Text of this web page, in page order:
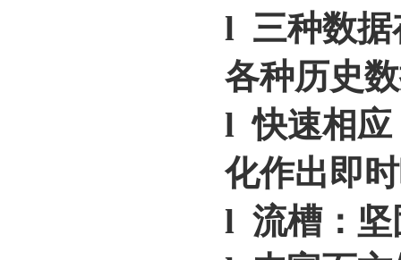
l 三种数据
各种历史
l 快速相应
化作出即
l 流槽：